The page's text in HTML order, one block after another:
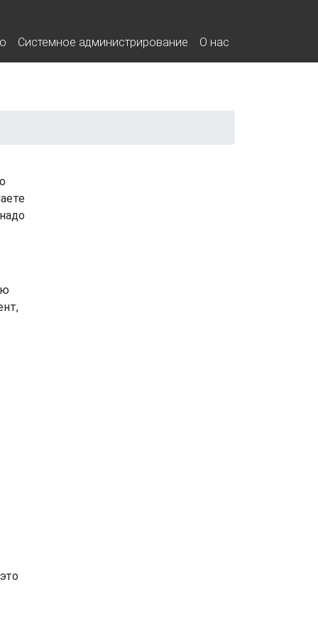
Системное администрирование О нас